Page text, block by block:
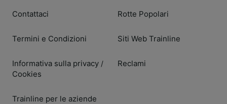
Contattaci
Termini e Condizioni
Informativa sulla privacy /
Cookies
Trainline per le aziende
Rotte Popolari
Siti Web Trainline
Reclami